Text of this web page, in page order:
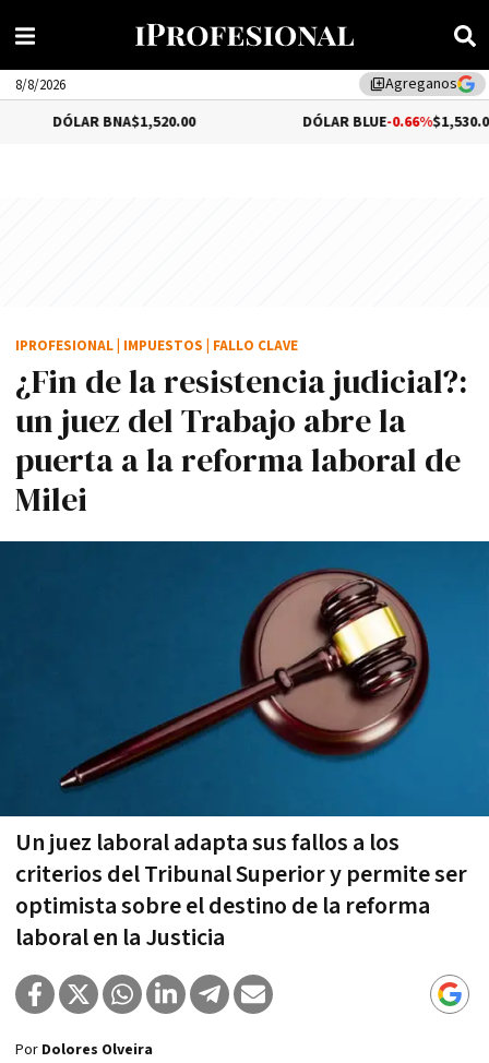
library_addAgreganos
8/8/2026
BNA$1,520.00 DÓLAR BLUE-0.66%$1,530.00
¿Fin de la resistencia judicial?:
un juez del Trabajo abre la
puerta a la reforma laboral de
Milei
Un juez laboral adapta sus fallos a los
criterios del Tribunal Superior y permite ser
optimista sobre el destino de la reforma
laboral en la Justicia
IPROFESIONAL IMPUESTOS FALLO CLAVE
Por Dolores Olveira